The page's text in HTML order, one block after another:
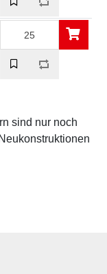
sind nur noch